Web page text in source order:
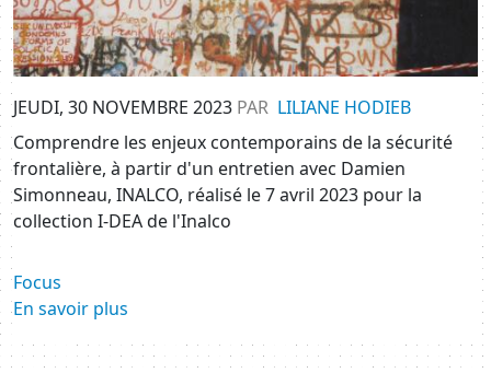
JEUDI, 30 NOVEMBRE 2023 PAR LILIANE HODIEB
Comprendre les enjeux contemporains de la sécurité
frontalière, à partir d'un entretien avec Damien
Simonneau, INALCO, réalisé le 7 avril 2023 pour la
collection I-DEA de l'Inalco
Focus
En savoir plus